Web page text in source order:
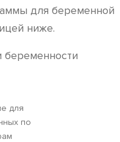
для беременной
ниже.
для
по